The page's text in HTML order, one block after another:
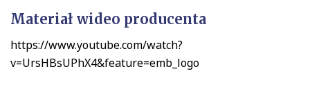
Materiał wideo producenta
https://www.youtube.com/watch?
v=UrsHBsUPhX4&feature=emb_logo